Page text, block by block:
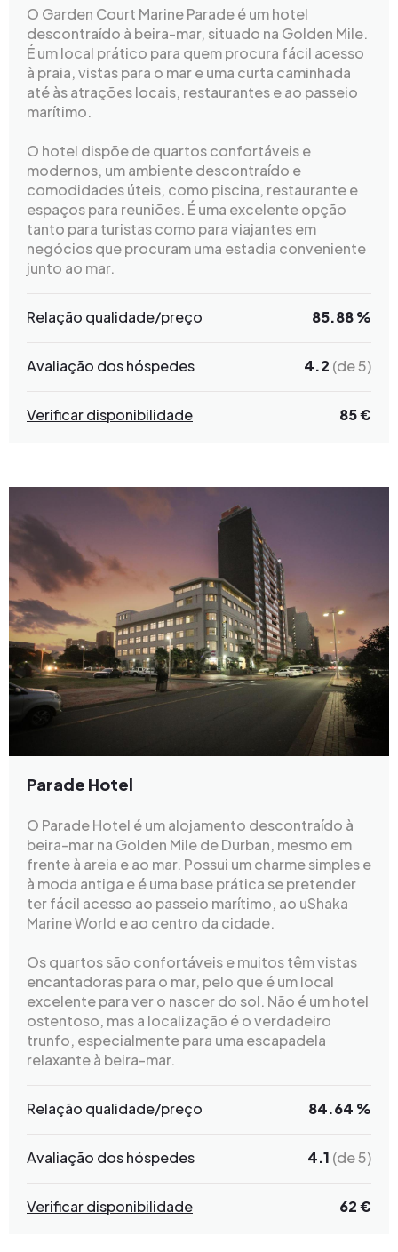
O Garden Court Marine Parade é um hotel
descontraído à beira-mar, situado na Golden Mile.
É um local prático para quem procura fácil acesso
à praia, vistas para o mar e uma curta caminhada
até às atrações locais, restaurantes e ao passeio
marítimo.
O hotel dispõe de quartos confortáveis e
modernos, um ambiente descontraído e
comodidades úteis, como piscina, restaurante e
espaços para reuniões. É uma excelente opção
tanto para turistas como para viajantes em
negócios que procuram uma estadia conveniente
junto ao mar.
Relação qualidade/preço 85.88 %
Avaliação dos hóspedes 4.2 (de 5)
Verificar disponibilidade 85 €
Parade Hotel
O Parade Hotel é um alojamento descontraído à
beira-mar na Golden Mile de Durban, mesmo em
frente à areia e ao mar. Possui um charme simples e
à moda antiga e é uma base prática se pretender
ter fácil acesso ao passeio marítimo, ao uShaka
Marine World e ao centro da cidade.
Os quartos são confortáveis e muitos têm vistas
encantadoras para o mar, pelo que é um local
excelente para ver o nascer do sol. Não é um hotel
ostentoso, mas a localização é o verdadeiro
trunfo, especialmente para uma escapadela
relaxante à beira-mar.
Relação qualidade/preço 84.64 %
Avaliação dos hóspedes 4.1 (de 5)
Verificar disponibilidade 62 €